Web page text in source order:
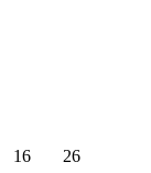
16 26